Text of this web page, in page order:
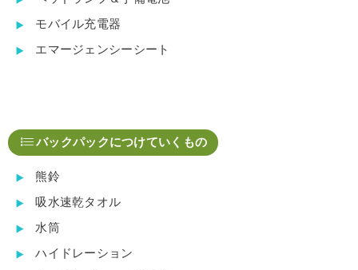
モバイル充電器
エマージェンシーシート
バックパックにつけていくもの
熊鈴
吸水速乾タオル
水筒
ハイドレーション